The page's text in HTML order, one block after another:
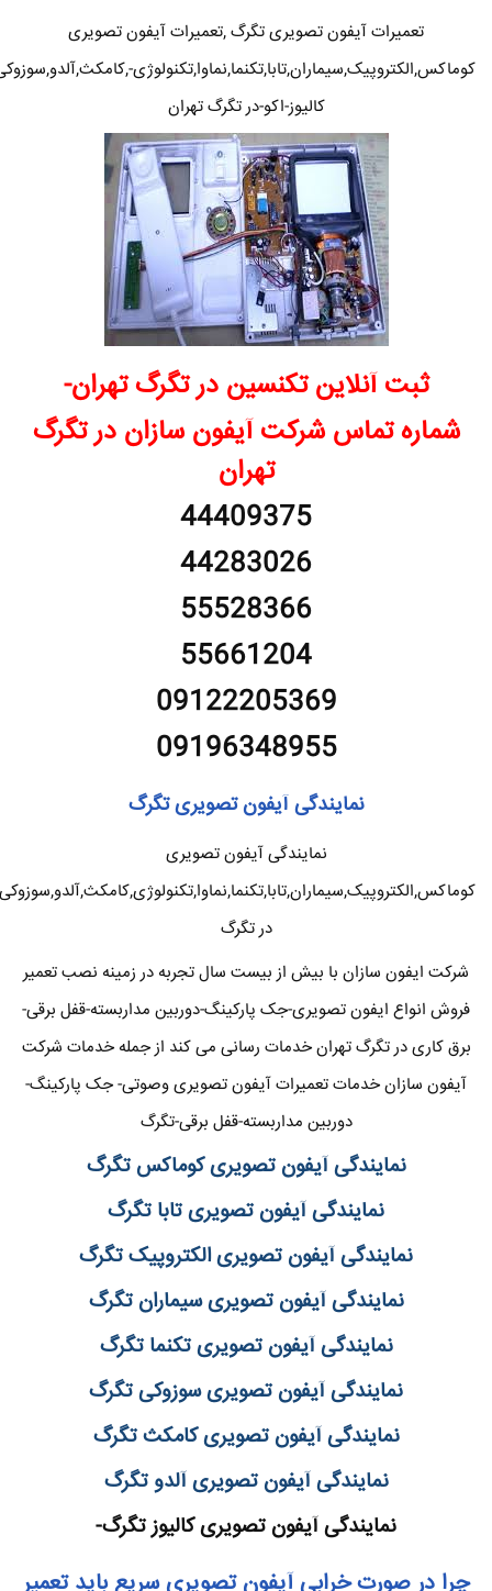
تعمیرات آیفون تصویری تگرگ ,تعمیرات آیفون تصویری
کوماکس,الکتروپیک,سیماران,تابا,تکنما,نماوا,تکنولوژی-
کالیوز-اکو-در تگرگ تهران
ثبت آنلاین تکنسین در تگرگ تهران-
شماره تماس شرکت آیفون سازان در تگرگ
تهران
44409375
44283026
55528366
55661204
09122205369
09196348955
نمایندگی آیفون تصویری تگرگ
نمایندگی آیفون تصویری
کوماکس,الکتروپیک,سیماران,تابا,تکنما,نماوا,تکنولوژی,کامکث,آلدو,سوزوکی
در تگرگ
شرکت ایفون سازان با بیش از بیست سال تجربه در زمینه نصب تعمیر
فروش انواع ایفون تصویری-جک پارکینگ-دوربین مداربسته-قفل برقی-
برق کاری در تگرگ تهران خدمات رسانی می کند از جمله خدمات شرکت
آیفون سازان خدمات تعمیرات آیفون تصویری وصوتی- جک پارکینگ-
دوربین مداربسته-قفل برقی-تگرگ
نمایندگی آیفون تصویری کوماکس تگرگ
نمایندگی آیفون تصویری تابا تگرگ
نمایندگی آیفون تصویری الکتروپیک تگرگ
نمایندگی آیفون تصویری سیماران تگرگ
نمایندگی آیفون تصویری تکنما تگرگ
نمایندگی آیفون تصویری سوزوکی تگرگ
نمایندگی آیفون تصویری کامکث تگرگ
نمایندگی آیفون تصویری آلدو تگرگ
نمایندگی آیفون تصویری کالیوز تگرگ-
چرا در صورت خرابی آیفون تصویری سریع باید تعمیر